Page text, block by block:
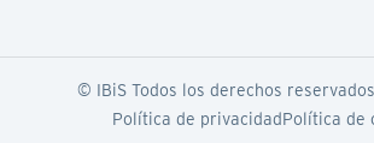
© IBiS Todos los derechos reservados
Política de privacidadPolítica de